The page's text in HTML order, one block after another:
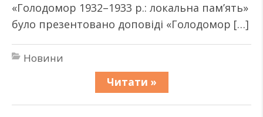
«Голодомор 1932–1933 р.: локальна пам’ять»
було презентовано доповіді «Голодомор […]
Новини
Читати »